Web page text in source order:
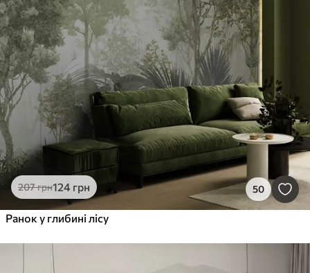
207грн124 грн 50
Ранок у глибині лісу